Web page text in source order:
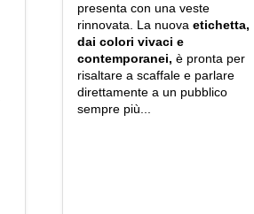
presenta con una veste
rinnovata. La nuova etichetta,
dai colori vivaci e
contemporanei, è pronta per
risaltare a scaffale e parlare
direttamente a un pubblico
sempre più...